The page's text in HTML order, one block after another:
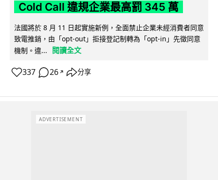
Cold Call 違規企業最高罰 345 萬
法國將於 8 月 11 日起實施新例，全面禁止企業未經消費者同意
致電推銷，由「opt-out」拒接登記制轉為「opt-in」先徵同意
機制。違...
閱讀全文
337 26 ↗ 分享
ADVERTISEMENT